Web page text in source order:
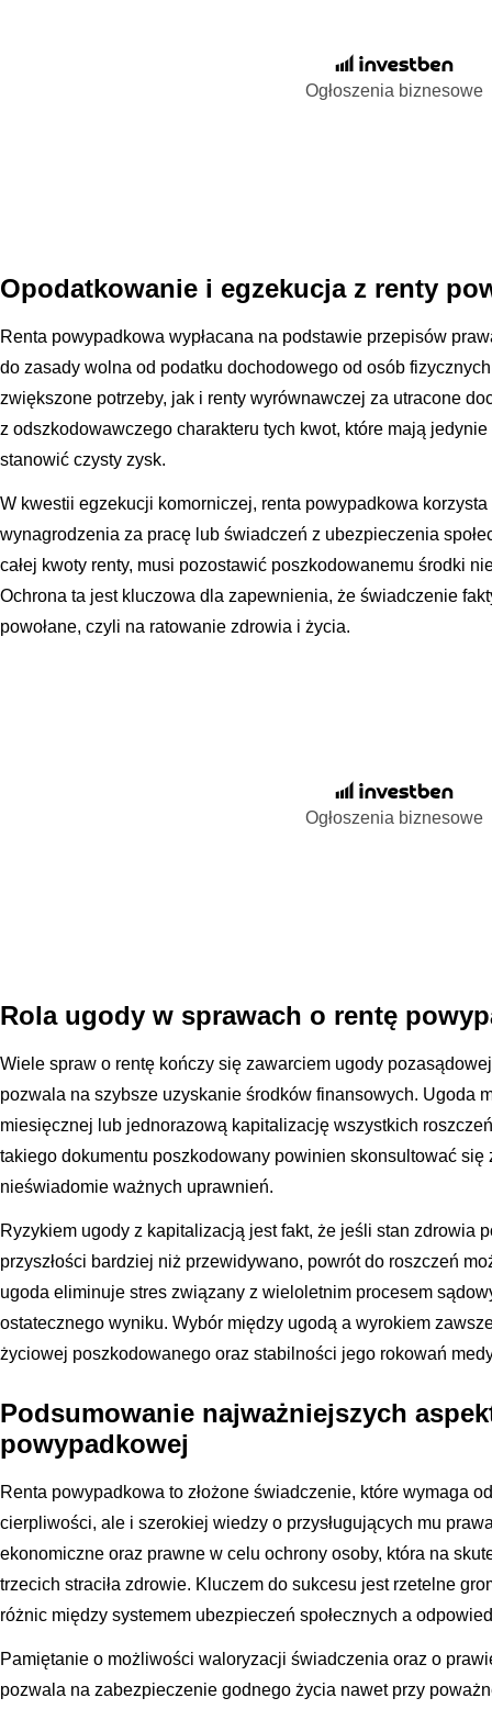
Ogłoszenia biznesowe
Opodatkowanie i egzekucja z renty
Renta powypadkowa wypłacana na podstawie przepisów
do zasady wolna od podatku dochodowego od osób
zwiększone potrzeby, jak i renty wyrównawczej za utracone
z odszkodowawczego charakteru tych kwot, które mają
stanowić czysty zysk.
W kwestii egzekucji komorniczej, renta powypadkowa
wynagrodzenia za pracę lub świadczeń z ubezpieczenia
całej kwoty renty, musi pozostawić poszkodowanemu środki
Ochrona ta jest kluczowa dla zapewnienia, że świadczenie
powołane, czyli na ratowanie zdrowia i życia.
Ogłoszenia biznesowe
Rola ugody w sprawach o rentę
Wiele spraw o rentę kończy się zawarciem ugody
pozwala na szybsze uzyskanie środków finansowych. Ugoda
miesięcznej lub jednorazową kapitalizację wszystkich
takiego dokumentu poszkodowany powinien skonsultować się
nieświadomie ważnych uprawnień.
Ryzykiem ugody z kapitalizacją jest fakt, że jeśli stan zdrowia
przyszłości bardziej niż przewidywano, powrót do roszczeń
ugoda eliminuje stres związany z wieloletnim procesem
ostatecznego wyniku. Wybór między ugodą a wyrokiem
życiowej poszkodowanego oraz stabilności jego rokowań
Podsumowanie najważniejszych
powypadkowej
Renta powypadkowa to złożone świadczenie, które wymaga
cierpliwości, ale i szerokiej wiedzy o przysługujących mu
ekonomiczne oraz prawne w celu ochrony osoby, która na
trzecich straciła zdrowie. Kluczem do sukcesu jest rzetelne
różnic między systemem ubezpieczeń społecznych a
Pamiętanie o możliwości waloryzacji świadczenia oraz o
pozwala na zabezpieczenie godnego życia nawet przy